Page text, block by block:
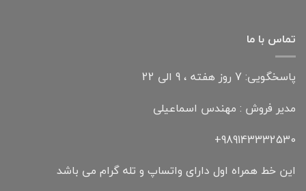
تماس با ما
پاسخگویی: 7 روز هفته ، 9 الی 22
مدیر فروش : مهندس اسماعیلی
989143332530+
این خط همراه اول دارای واتساپ و تله گرام می باشد